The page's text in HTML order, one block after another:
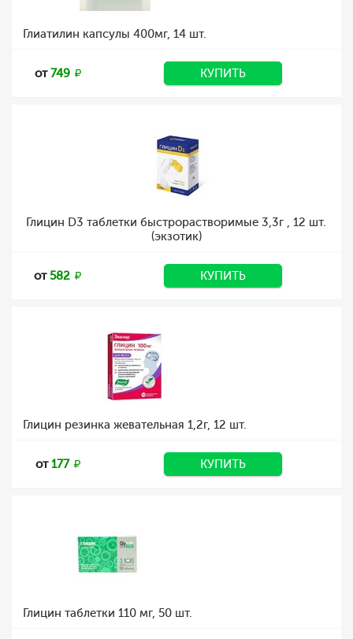
Глиатилин капсулы 400мг, 14 шт.
от749 КУПИТЬ
Глицин D3 таблетки быстрорастворимые 3,3г , 12 шт.
(экзотик)
от582 КУПИТЬ
Глицин резинка жевательная 1,2г, 12 шт.
от177 КУПИТЬ
Глицин таблетки 110 мг, 50 шт.